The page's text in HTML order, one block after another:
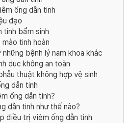
ống dẫn tinh
đạo
tinh bẩm sinh
mào tinh hoàn
những bệnh lý nam khoa khác
dục không an toàn
thuật không hợp vệ sinh
dẫn tinh
ống dẫn tinh?
dẫn tinh như thế nào?
điều trị viêm ống dẫn tinh